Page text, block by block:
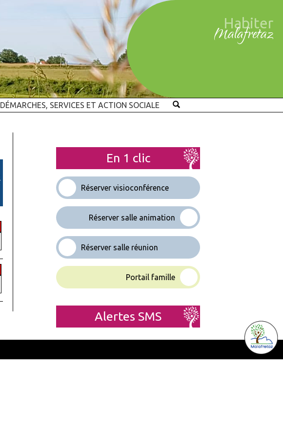
Habiter
Malafretaz
DÉMARCHES, SERVICES ET ACTION SOCIALE
En 1 clic
Réserver visioconférence
Réserver salle animation
Réserver salle réunion
Portail famille
Alertes SMS